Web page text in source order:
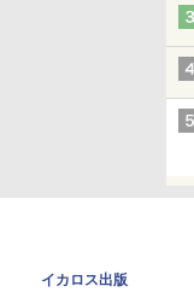
イカロス出版